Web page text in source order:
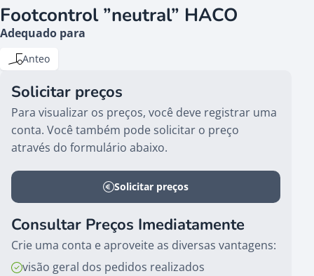
Footcontrol ”neutral” HACO
Adequado para
Anteo
Solicitar preços
Para visualizar os preços, você deve registrar uma
conta. Você também pode solicitar o preço
através do formulário abaixo.
Solicitar preços
Consultar Preços Imediatamente
Crie uma conta e aproveite as diversas vantagens:
visão geral dos pedidos realizados